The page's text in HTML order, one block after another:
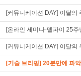
[커뮤니케이션 DAY] 이달
[온라인 세미나-델파이 25
[커뮤니케이션 DAY] 이달
[기술 브리핑] 20분만에 파